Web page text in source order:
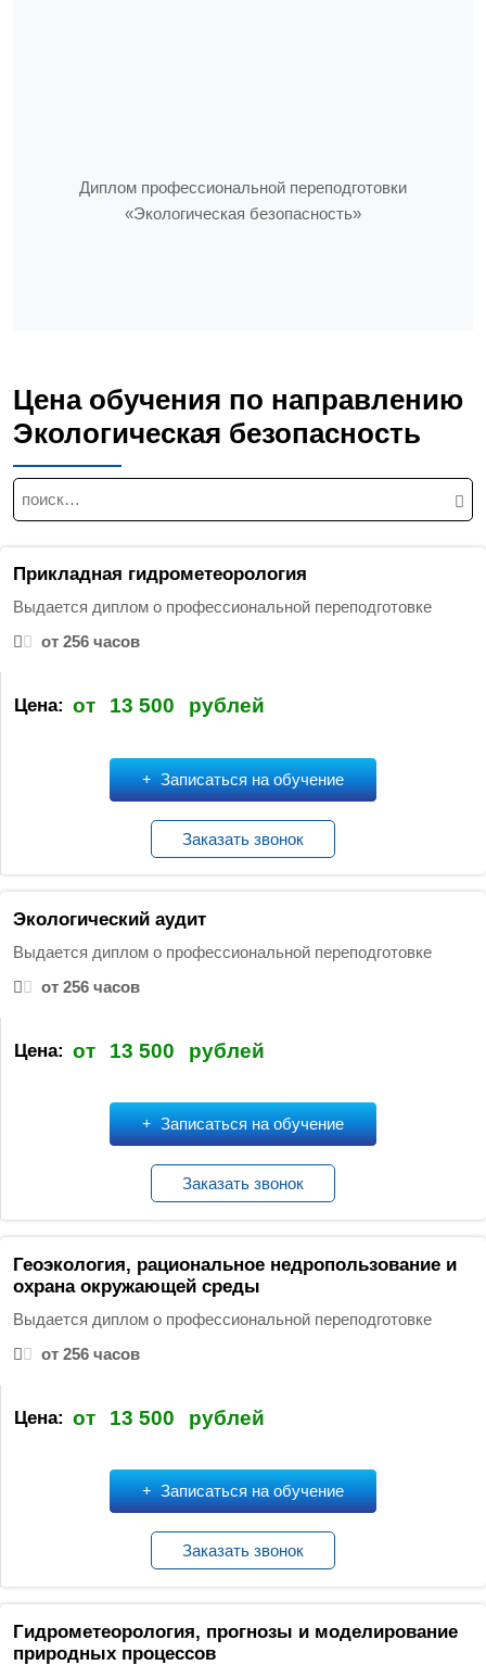
Диплом профессиональной переподготовки
«Экологическая безопасность»
Цена обучения по направлению
Экологическая безопасность
Н
а
тПрикладная гидрометеорология
Выдается диплом о профессиональной переподготовке
от 256 часов
Цена: от 13 500 рублей
Записаться на обучение
Заказать звонок
Экологический аудит
Выдается диплом о профессиональной переподготовке
от 256 часов
Цена: от 13 500 рублей
Записаться на обучение
Заказать звонок
Геоэкология, рациональное недропользование и
охрана окружающей среды
Выдается диплом о профессиональной переподготовке
от 256 часов
Цена: от 13 500 рублей
Записаться на обучение
Заказать звонок
Гидрометеорология, прогнозы и моделирование
природных процессов